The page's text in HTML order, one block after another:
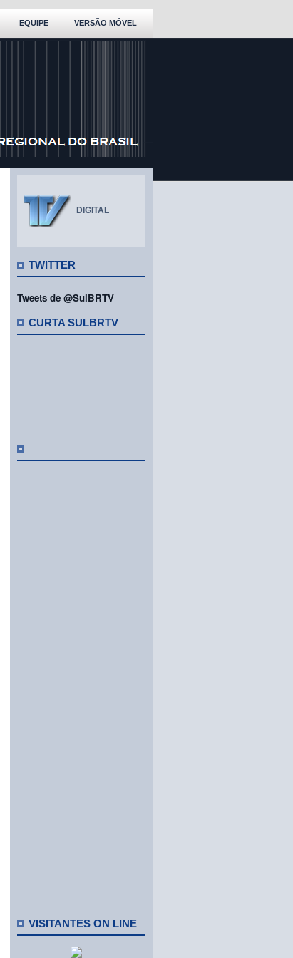
EQUIPE VERSÃO MÓVEL
DIGITAL
TWITTER
Tweets de @SulBRTV
CURTA SULBRTV
VISITANTES ON LINE